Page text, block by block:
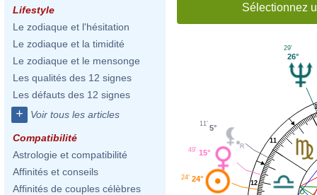
Lifestyle
Le zodiaque et l'hésitation
Le zodiaque et la timidité
Le zodiaque et le mensonge
Les qualités des 12 signes
Les défauts des 12 signes
+ Voir tous les articles
Compatibilité
Astrologie et compatibilité
Affinités et conseils
Affinités de couples célèbres
Sélectionnez
11
12
26°
29'
5°
11'
15°
49'
24°
24'